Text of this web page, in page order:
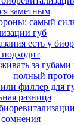
заметным
самый
губ
есть у
за губами
полный
филлер для
разница